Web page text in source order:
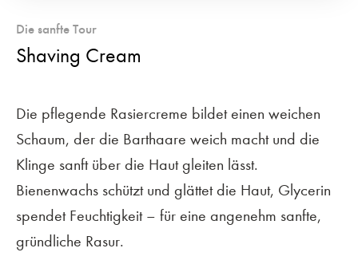
Die sanfte Tour
Shaving Cream
Die pflegende Rasiercreme bildet einen weichen
Schaum, der die Barthaare weich macht und die
Klinge sanft über die Haut gleiten lässt.
Bienenwachs schützt und glättet die Haut, Glycerin
spendet Feuchtigkeit – für eine angenehm sanfte,
gründliche Rasur.